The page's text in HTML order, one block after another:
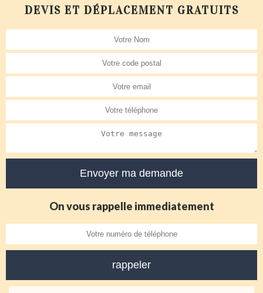
DEVIS ET DÉPLACEMENT GRATUITS
On vous rappelle immediatement